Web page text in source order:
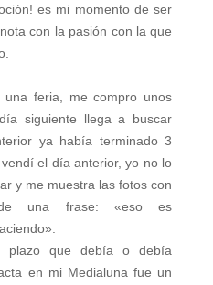
es mi momento de ser
con la pasión con la que
feria, me compro unos
siguiente llega a buscar
ya había terminado 3
el día anterior, yo no lo
y me muestra las fotos con
de una frase: «eso es
plazo que debía o debía
en mi Medialuna fue un